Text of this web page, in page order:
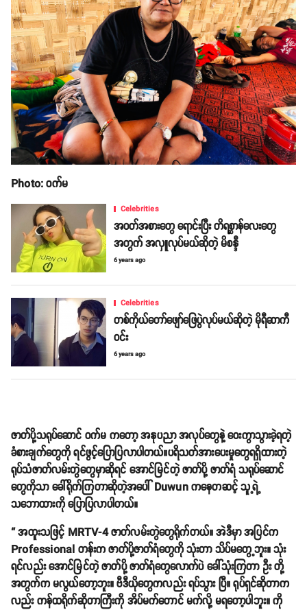
Photo: ဝက်မ
Celebrities
အဝတ်အစားတွေ ရောင်းပြီး တိရစ္ဆာန်လေးတွေ
အတွက် အလှူလုပ်မယ်ဆိုတဲ့ မိစန္ဒီ
6 years ago
Celebrities
တစ်ကိုယ်တော်ဖျော်ဖြေပွဲလုပ်မယ်ဆိုတဲ့ မိုရီဆာကီ
ဝင်း
6 years ago
ဇာတ်ပို့သရုပ်ဆောင် ဝက်မ ကတော့ အနုပညာ အလုပ်တွေနဲ့ ဝေးကွာသွားခဲ့ရတဲ့
ခံစားချက်တွေကို ရင်ဖွင့်ပြောပြလာပါတယ်။ပရိသတ်အားပေးမှုတွေရရှိထားတဲ့
ရုပ်သံဇာတ်လမ်းတွဲတွေမှာဆိုရင် အောင်မြင်တဲ့ ဇာတ်ပို့ ဇာတ်ရံ သရုပ်ဆောင်
တွေကိုသာ ခေါ်ရိုက်ကြတာဆိုတဲ့အပေါ် Duwun ကနေတဆင့် သူ့ရဲ့
သဘောထားကို ပြောပြလာပါတယ်။
“ အထူးသဖြင့် MRTV-4 ဇာတ်လမ်းတွဲတွေရိုက်တယ်။ အဲဒီမှာ အပြင်က
Professional တန်းက ဇာတ်ပို့ဇာတ်ရံတွေကို သုံးတာ သိပ်မတွေ့ဘူး။ သုံး
ရင်လည်း အောင်မြင်တဲ့ ဇာတ်ပို့ ဇာတ်ရံတွေလောက်ပဲ ခေါ်သုံးကြတာ ဦး တို့
အတွက်က မလွယ်တော့ဘူး။ ဗီဒီယိုတွေကလည်း ရပ်သွား ပြီ။ ရုပ်ရှင်ဆိုတာက
လည်း ကန်ထရိုက်ဆိုတာကြီးကို အိပ်မက်တောင် မက်လို့ မရတော့ပါဘူး။ ကို